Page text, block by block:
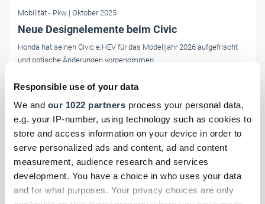
Responsible use of your data
We and our 1022 partners process your personal data,
e.g. your IP-number, using technology such as cookies to
store and access information on your device in order to
serve personalized ads and content, ad and content
measurement, audience research and services
development. You have a choice in who uses your data
and for what purposes. Your privacy choices are only
Mobilität - Pkw | Oktober 2025
Neue Designelemente beim Civic
Honda hat seinen Civic e:HEV für das Modelljahr 2026 aufgefrischt
und optische Änderungen vorgenommen.